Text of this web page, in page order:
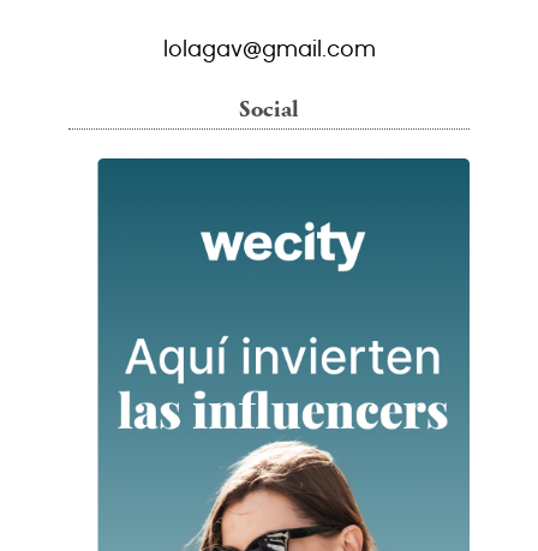
lolagav@gmail.com
Social